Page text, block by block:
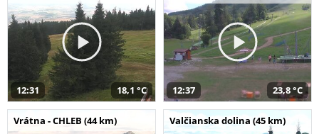
12:31 18,1 °C 12:37 23,8 °C
Vrátna - CHLEB (44 km) Valčianska dolina (45 km)